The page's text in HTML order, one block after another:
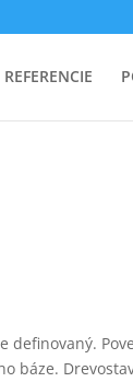
REFERENCIE
definovaný.
báze.